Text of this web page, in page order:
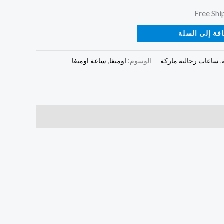
إلى السلة
, ساعات رجالية ماركة الوسوم: اوميغا, ساعة اوميغا